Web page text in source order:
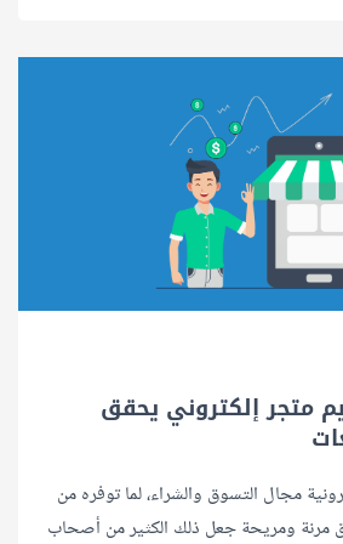
متجر إلكتروني يحقق
مجال التسوق والشراء، لما توفره من
مرنة ومريحة جعل ذلك الكثير من أصحاب